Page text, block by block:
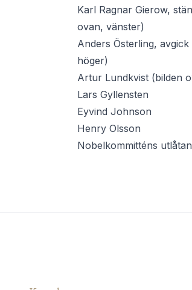
Karl Ragnar Gierow,
ovan, vänster)
Anders Österling,
höger)
Artur Lundkvist (bilden
Lars Gyllensten
Eyvind Johnson
Henry Olsson
Nobelkommitténs